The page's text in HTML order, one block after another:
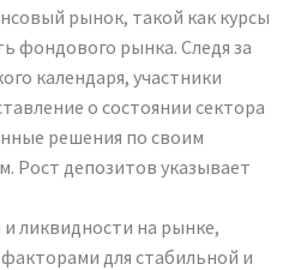
рынок, такой как курсы
фондового рынка. Следя за
календаря, участники
о состоянии сектора
решения по своим
Рост депозитов указывает
ликвидности на рынке,
для стабильной и